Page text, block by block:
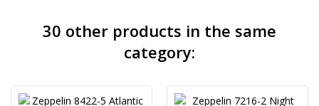
30 other products in the same
category: